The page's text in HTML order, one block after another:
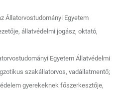
Állatorvostudományi Egyetem
állatvédelmi jogász, oktató,
Egyetem Állatvédelmi
szakállatorvos, vadállatmentő;
gyerekeknek főszerkesztője,